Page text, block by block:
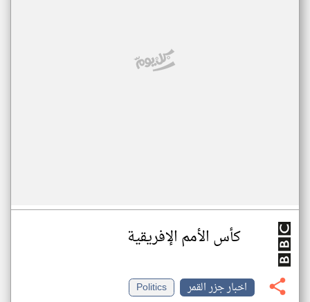
كأس الأمم الإفريقية
اخبار جزر القمر
Politics